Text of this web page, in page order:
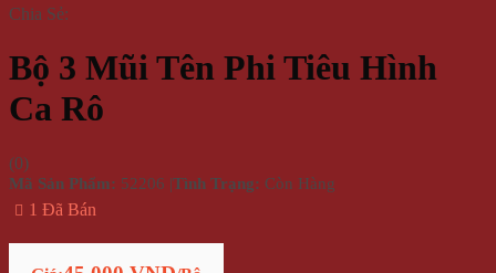
Chia Sẻ:
Bộ 3 Mũi Tên Phi Tiêu Hình
Ca Rô
(0)
Mã Sản Phẩm: 52206 |Tình Trạng: Còn Hàng
1 Đã Bán